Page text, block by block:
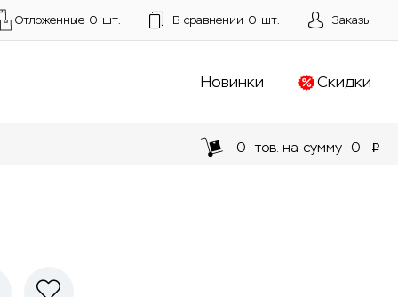
Отложенные 0 шт. В сравнении 0 шт. Заказы
Новинки Скидки
0 тов. на сумму 0 p